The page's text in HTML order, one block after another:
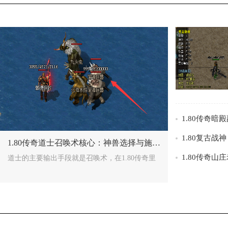
1.80传奇道士召唤术核心：神兽选择与施毒配合攻略
道士的主要输出手段就是召唤术，在1.80传奇里